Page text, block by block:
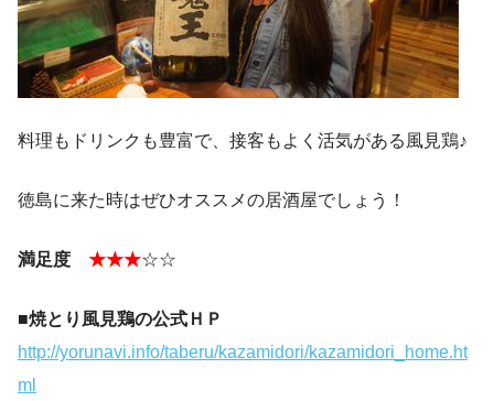
料理もドリンクも豊富で、接客もよく活気がある風見鶏♪
徳島に来た時はぜひオススメの居酒屋でしょう！
満足度 ★★★☆☆
■焼とり風見鶏の公式ＨＰ
http://yorunavi.info/taberu/kazamidori/kazamidori_home.ht
ml